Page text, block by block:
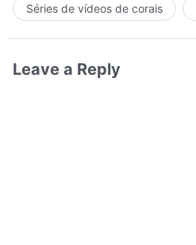
Séries de vídeos de corais
Leave a Reply